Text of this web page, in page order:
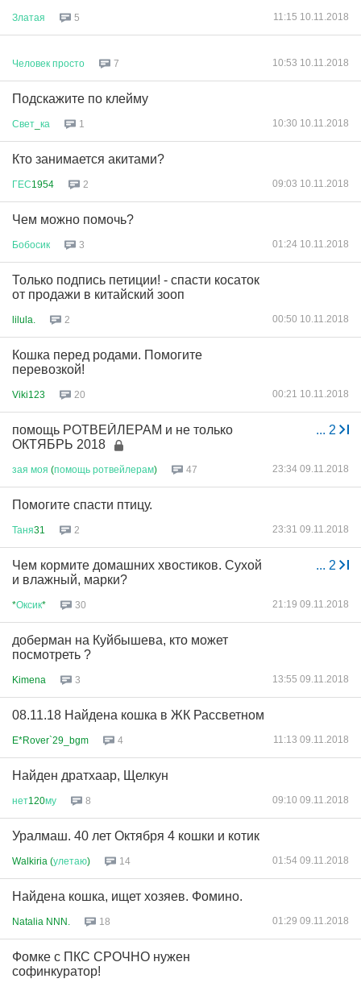
Златая 5 11:15 10.11.2018
Человек просто 7 10:53 10.11.2018
Подскажите по клейму
Свет ка 1 10:30 10.11.2018
Кто занимается акитами?
ГЕС1954 2 09:03 10.11.2018
Чем можно помочь?
Бобосик 3 01:24 10.11.2018
Только подпись петиции! - спасти косаток
от продажи в китайский зооп
lilula. 2 00:50 10.11.2018
Кошка перед родами. Помогите
перевозкой!
Viki123 20 00:21 10.11.2018
... 2
помощь РОТВЕЙЛЕРАМ и не только
ОКТЯБРЬ 2018
зая моя (помощь ротвейлерам) 47 23:34 09.11.2018
Помогите спасти птицу.
Таня31 2 23:31 09.11.2018
... 2
Чем кормите домашних хвостиков. Сухой
и влажный, марки?
*Оксик* 30 21:19 09.11.2018
доберман на Куйбышева, кто может
посмотреть ?
Kimena 3 13:55 09.11.2018
08.11.18 Найдена кошка в ЖК Рассветном
E*Rover`29_bgm 4 11:13 09.11.2018
Найден дратхаар, Щелкун
нет120му 8 09:10 09.11.2018
Уралмаш. 40 лет Октября 4 кошки и котик
Walkiria (улетаю) 14 01:54 09.11.2018
Найдена кошка, ищет хозяев. Фомино.
Natalia NNN. 18 01:29 09.11.2018
Фомке с ПКС СРОЧНО нужен
софинкуратор!